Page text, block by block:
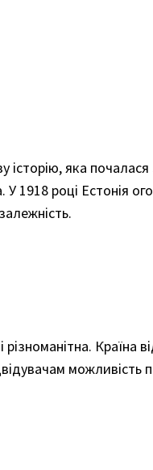
історію, яка
У 1918 році Естонія
різноманітна.